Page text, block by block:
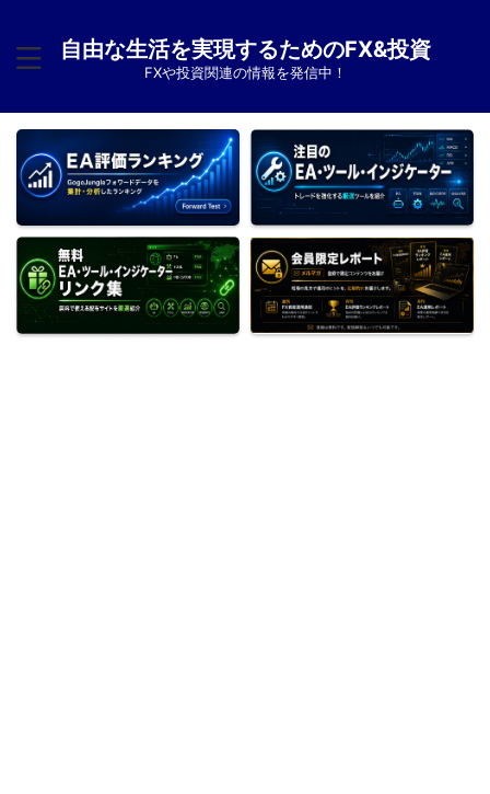
自由な生活を実現するためのFX&投資
FXや投資関連の情報を発信中！